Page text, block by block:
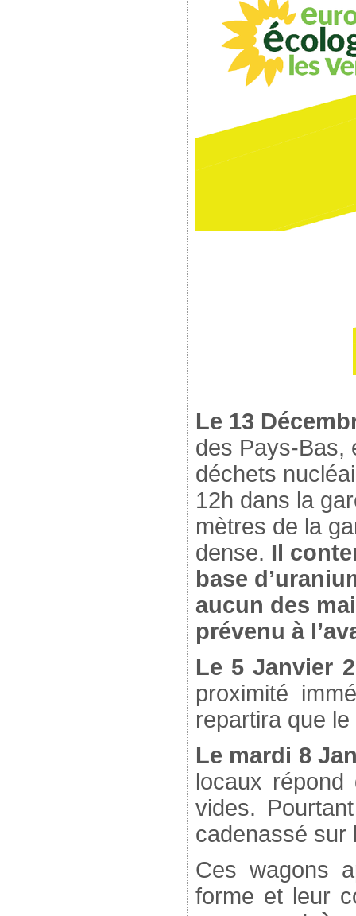
Le 13
des Pays-Bas,
déchets
12h dans la
mètres de la
dense. Il
base
aucun des
prévenu à
Le 5 Janvier
proximité
repartira que
Le mardi 8
locaux
vides.
cadenassé
Ces wagons
forme et leur